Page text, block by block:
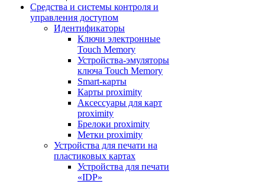
Средства и системы контроля и
управления доступом
Идентификаторы
Ключи электронные
Touch Memory
Устройства-эмуляторы
ключа Touch Memory
Smart-карты
Карты proximity
Аксессуары для карт
proximitу
Брелоки proximity
Метки proximity
Устройства для печати на
пластиковых картах
Устройства для печати
«IDP»